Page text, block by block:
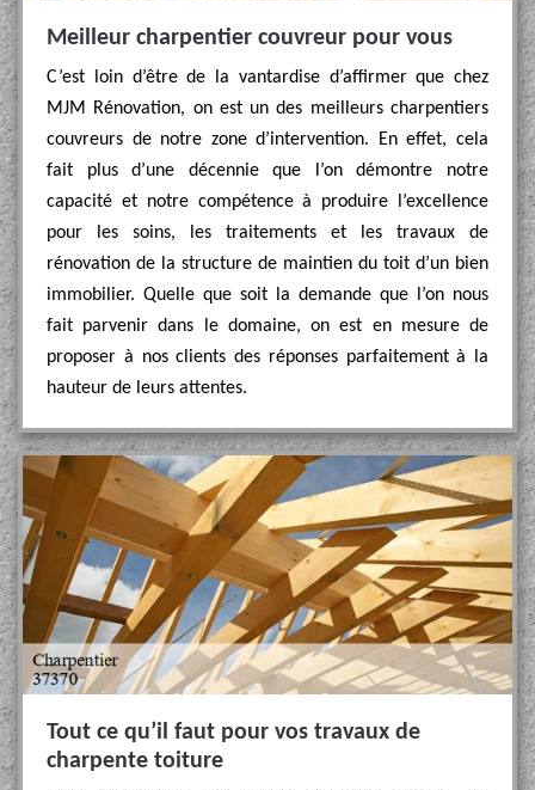
Meilleur charpentier couvreur pour vous
C’est loin d’être de la vantardise d’affirmer que chez
MJM Rénovation, on est un des meilleurs charpentiers
couvreurs de notre zone d’intervention. En effet, cela
fait plus d’une décennie que l’on démontre notre
capacité et notre compétence à produire l’excellence
pour les soins, les traitements et les travaux de
rénovation de la structure de maintien du toit d’un bien
immobilier. Quelle que soit la demande que l’on nous
fait parvenir dans le domaine, on est en mesure de
proposer à nos clients des réponses parfaitement à la
hauteur de leurs attentes.
Tout ce qu’il faut pour vos travaux de
charpente toiture